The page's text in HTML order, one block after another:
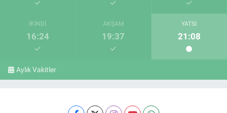
İKINDI
16:24
AKŞAM
19:37
YATSI
21:08
Aylık Vakitler